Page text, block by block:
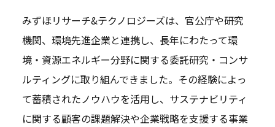
みずほリサーチ&テクノロジーズは、官公庁や研究
機関、環境先進企業と連携し、長年にわたって環
境・資源エネルギー分野に関する委託研究・コンサ
ルティングに取り組んできました。その経験によっ
て蓄積されたノウハウを活用し、サステナビリティ
に関する顧客の課題解決や企業戦略を支援する事業